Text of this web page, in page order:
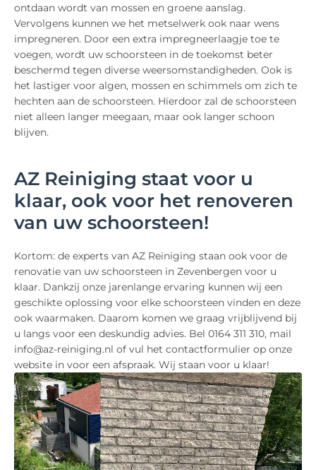
ontdaan wordt van mossen en groene aanslag.
Vervolgens kunnen we het metselwerk ook naar wens
impregneren. Door een extra impregneerlaagje toe te
voegen, wordt uw schoorsteen in de toekomst beter
beschermd tegen diverse weersomstandigheden. Ook is
het lastiger voor algen, mossen en schimmels om zich te
hechten aan de schoorsteen. Hierdoor zal de schoorsteen
niet alleen langer meegaan, maar ook langer schoon
blijven.
AZ Reiniging staat voor u
klaar, ook voor het renoveren
van uw schoorsteen!
Kortom: de experts van AZ Reiniging staan ook voor de
renovatie van uw schoorsteen in Zevenbergen voor u
klaar. Dankzij onze jarenlange ervaring kunnen wij een
geschikte oplossing voor elke schoorsteen vinden en deze
ook waarmaken. Daarom komen we graag vrijblijvend bij
u langs voor een deskundig advies. Bel 0164 311 310, mail
info@az-reiniging.nl of vul het contactformulier op onze
website in voor een afspraak. Wij staan voor u klaar!